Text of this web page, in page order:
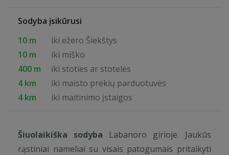
Sodyba įsikūrusi
10 m
iki ežero Šiekštys
10 m
iki miško
400 m
iki stoties ar stotelės
4 km
iki maisto prekių parduotuvės
4 km
iki maitinimo įstaigos
Šiuolaikiška sodyba Labanoro girioje. Jaukūs
rąstiniai nameliai su visais patogumais pritaikyti